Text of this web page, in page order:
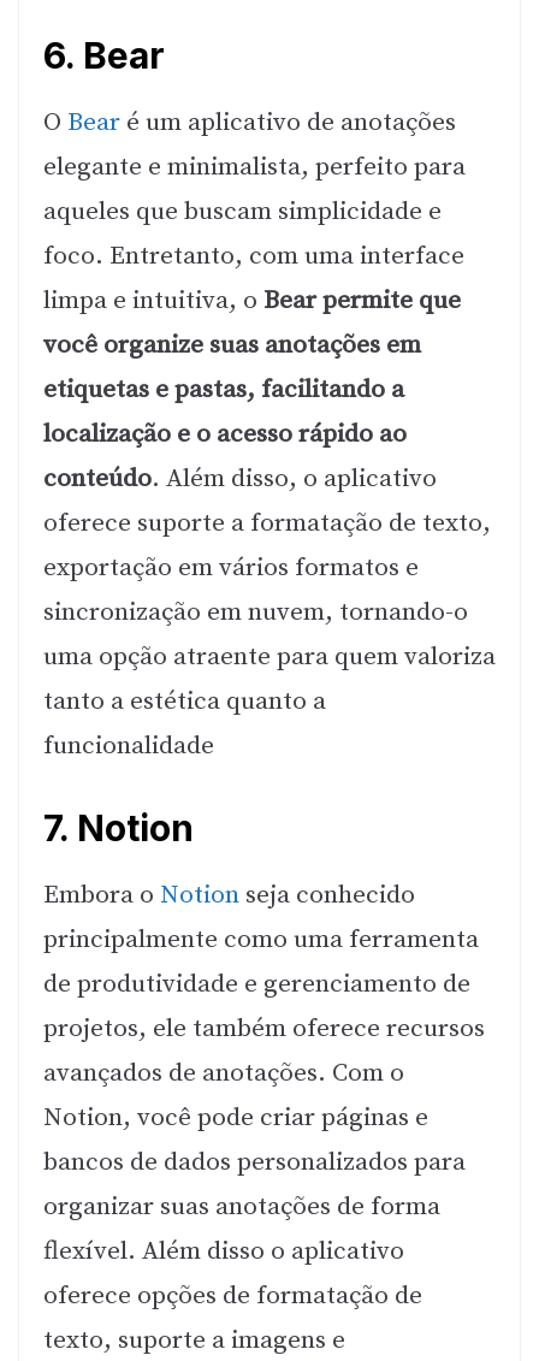
6. Bear
O Bear é um aplicativo de anotações
elegante e minimalista, perfeito para
aqueles que buscam simplicidade e
foco. Entretanto, com uma interface
limpa e intuitiva, o Bear permite que
você organize suas anotações em
etiquetas e pastas, facilitando a
localização e o acesso rápido ao
conteúdo. Além disso, o aplicativo
oferece suporte a formatação de texto,
exportação em vários formatos e
sincronização em nuvem, tornando-o
uma opção atraente para quem valoriza
tanto a estética quanto a
funcionalidade
7. Notion
Embora o Notion seja conhecido
principalmente como uma ferramenta
de produtividade e gerenciamento de
projetos, ele também oferece recursos
avançados de anotações. Com o
Notion, você pode criar páginas e
bancos de dados personalizados para
organizar suas anotações de forma
flexível. Além disso o aplicativo
oferece opções de formatação de
texto, suporte a imagens e